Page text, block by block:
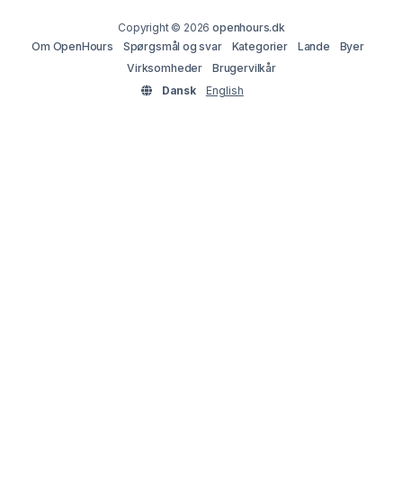
Copyright © 2026openhours.dk
Om OpenHours
Spørgsmål og svar Kategorier Lande
Byer
Virksomheder
Brugervilkår
Dansk
English